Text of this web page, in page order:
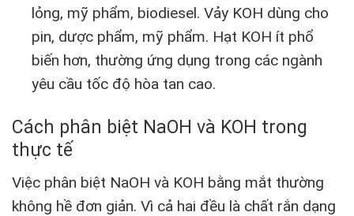
lỏng, mỹ phẩm, biodiesel. Vảy KOH dùng cho
pin, dược phẩm, mỹ phẩm. Hạt KOH ít phổ
biến hơn, thường ứng dụng trong các ngành
yêu cầu tốc độ hòa tan cao.
Cách phân biệt NaOH và KOH trong
thực tế
Việc phân biệt NaOH và KOH bằng mắt thường
không hề đơn giản. Vì cả hai đều là chất rắn dạng